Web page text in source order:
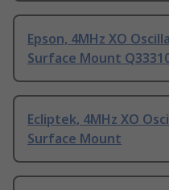
Epson, 4MHz XO
Surface Mount
Ecliptek, 4MHz XO
Surface Mount